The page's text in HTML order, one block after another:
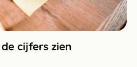
cijfers zien